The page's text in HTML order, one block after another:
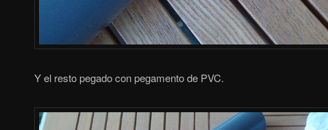
Y el resto pegado con pegamento de PVC.